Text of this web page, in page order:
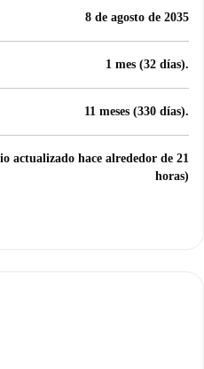
8 de agosto de 2035
1 mes (32 días).
11 meses (330 días).
actualizado hace alrededor de 21
horas)